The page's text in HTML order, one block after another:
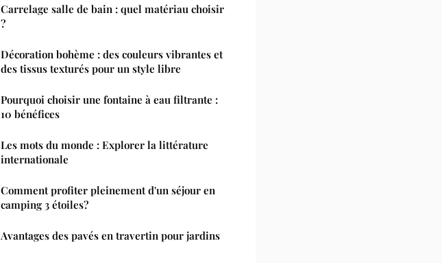
Carrelage salle de bain : quel matériau choisir
?
Décoration bohème : des couleurs vibrantes et
des tissus texturés pour un style libre
Pourquoi choisir une fontaine à eau filtrante :
10 bénéfices
Les mots du monde : Explorer la littérature
internationale
Comment profiter pleinement d'un séjour en
camping 3 étoiles?
Avantages des pavés en travertin pour jardins